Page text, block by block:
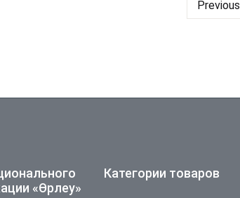
Previous
«Өрлеу»
Категории товаров